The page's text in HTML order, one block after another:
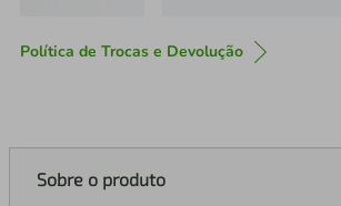
Política de Trocas e Devolução
Sobre o produto